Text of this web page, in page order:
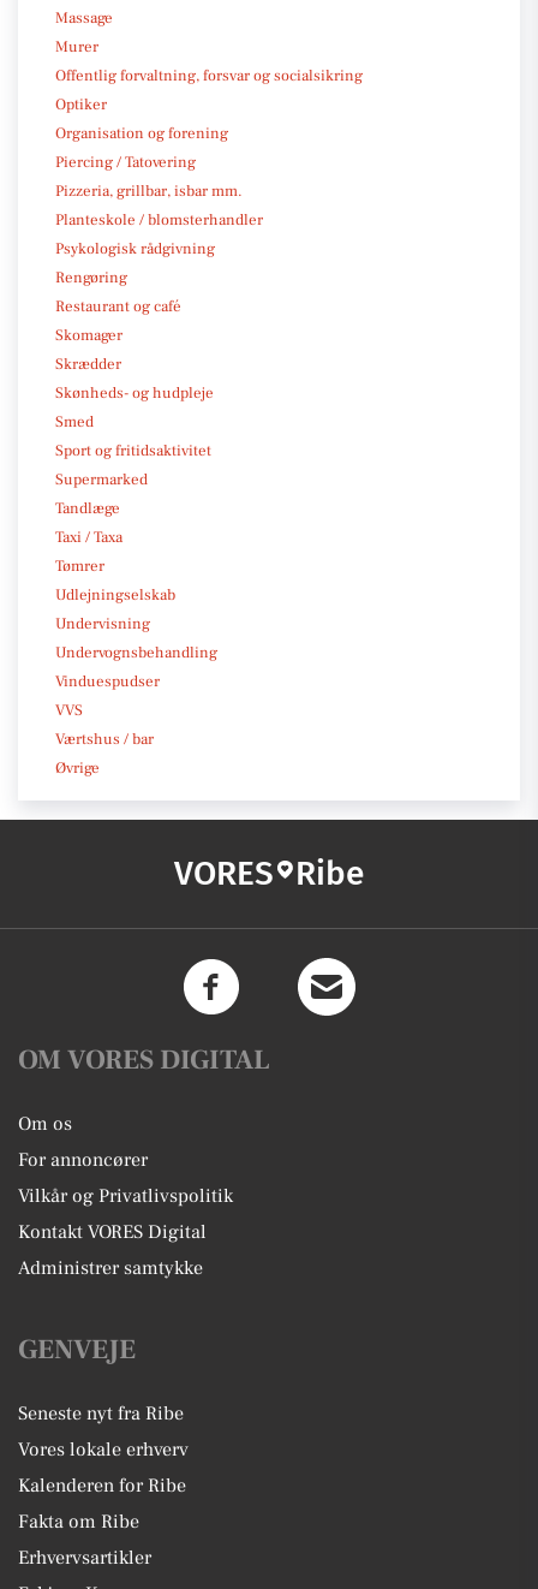
Massage
Murer
Offentlig forvaltning, forsvar og socialsikring
Optiker
Organisation og forening
Piercing / Tatovering
Pizzeria, grillbar, isbar mm.
Planteskole / blomsterhandler
Psykologisk rådgivning
Rengøring
Restaurant og café
Skomager
Skrædder
Skønheds- og hudpleje
Smed
Sport og fritidsaktivitet
Supermarked
Tandlæge
Taxi / Taxa
Tømrer
Udlejningselskab
Undervisning
Undervognsbehandling
Vinduespudser
VVS
Værtshus / bar
Øvrige
VORES Ribe
OM VORES DIGITAL
Om os
For annoncører
Vilkår og Privatlivspolitik
Kontakt VORES Digital
Administrer samtykke
GENVEJE
Seneste nyt fra Ribe
Vores lokale erhverv
Kalenderen for Ribe
Fakta om Ribe
Erhvervsartikler